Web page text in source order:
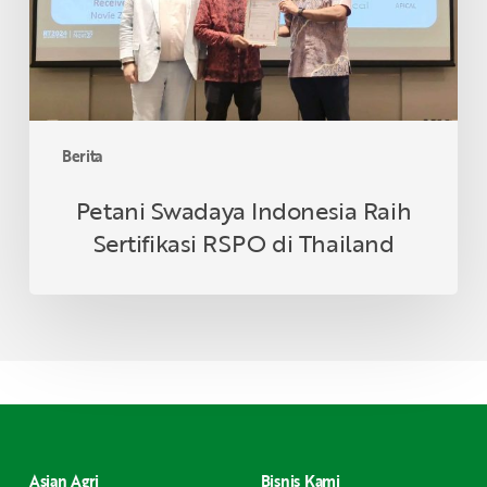
Berita
di
Thailand
Petani Swadaya Indonesia Raih
Sertifikasi RSPO di Thailand
Asian Agri Bisnis Kami